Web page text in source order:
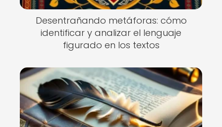
Desentrañando metáforas: cómo
identificar y analizar el lenguaje
figurado en los textos